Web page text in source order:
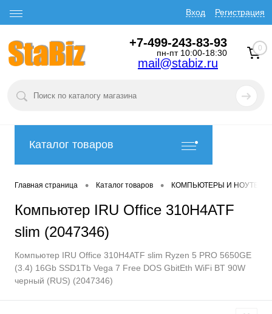
Вход Регистрация
+7-499-243-83-93
пн-пт 10:00-18:30
mail@stabiz.ru
0
Каталог товаров
Главная страница • Каталог товаров • КОМПЬЮТЕРЫ И
Компьютер IRU Office 310H4ATF
slim (2047346)
Компьютер IRU Office 310H4ATF slim Ryzen 5 PRO 5650GE
(3.4) 16Gb SSD1Tb Vega 7 Free DOS GbitEth WiFi BT 90W
черный (RUS) (2047346)